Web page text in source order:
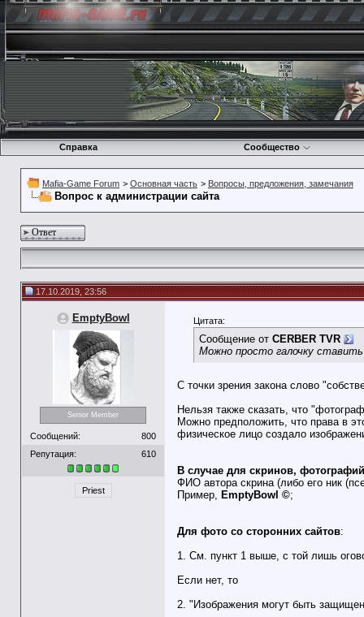
Справка Сообщество
Mafia-Game Forum > Основная часть > Вопросы, предложения, замечания
Вопрос к администрации сайта
Ответ
17.10.2019, 23:56
EmptyBowl
Senior Member
Сообщений:
800
Репутация:
610
Priest
Цитата:
Сообщение от CERBER TVR
Можно просто галочку
С точки зрения закона слово
Нельзя также сказать, что
Можно предположить, что права в
физическое лицо создало
В случае для скринов,
ФИО автора скрина (либо его ник
Пример, EmptyBowl ©;
Для фото со сторонних сайтов:
1. См. пункт 1 выше, с той лишь
Если нет, то
2. "Изображения могут быть